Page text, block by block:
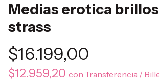
Medias erotica
strass
$16.199,00
$12.959,20 con Transferencia /